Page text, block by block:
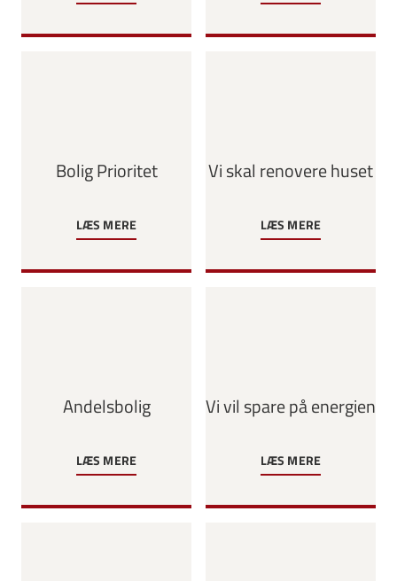
Bolig Prioritet
LÆS MERE
Vi skal renovere huset
LÆS MERE
Andelsbolig
LÆS MERE
Vi vil spare på energien
LÆS MERE